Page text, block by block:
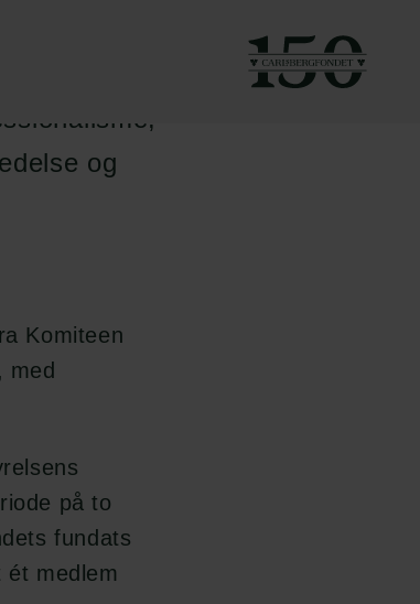
god fondsledelse
og
Komiteen
med
på to
fundats
medlem